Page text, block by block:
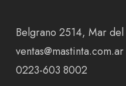
Belgrano 2514, Mar del
ventas@mastinta.com.ar
0223-603 8002